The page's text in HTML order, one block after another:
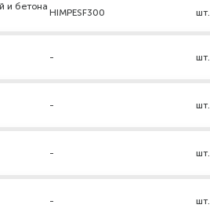
и бетона
HIMPESF300 шт.
- шт.
- шт.
- шт.
- шт.